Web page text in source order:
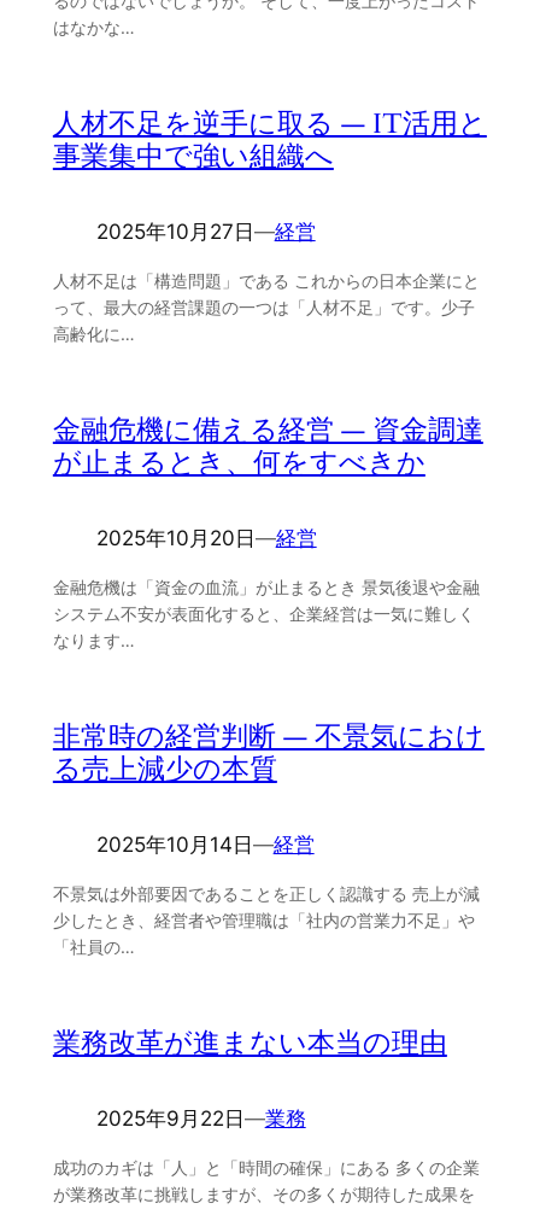
はなかな…
人材不足を逆手に取る ― IT活用と
事業集中で強い組織へ
2025年10月27日 ―経営
人材不足は「構造問題」である これからの日本企業にと
って、最大の経営課題の一つは「人材不足」です。少子
高齢化に…
金融危機に備える経営 ― 資金調達
が止まるとき、何をすべきか
2025年10月20日 ―経営
金融危機は「資金の血流」が止まるとき 景気後退や金融
システム不安が表面化すると、企業経営は一気に難しく
なります…
非常時の経営判断 ― 不景気におけ
る売上減少の本質
2025年10月14日 ―経営
不景気は外部要因であることを正しく認識する 売上が減
少したとき、経営者や管理職は「社内の営業力不足」や
「社員の…
業務改革が進まない本当の理由
2025年9月22日 ―業務
成功のカギは「人」と「時間の確保」にある 多くの企業
が業務改革に挑戦しますが、その多くが期待した成果を